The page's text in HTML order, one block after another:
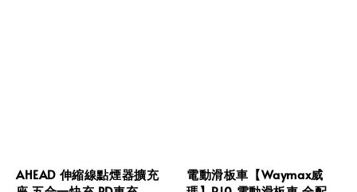
AHEAD 伸縮線點煙器擴充
電動滑板車【Waymax威